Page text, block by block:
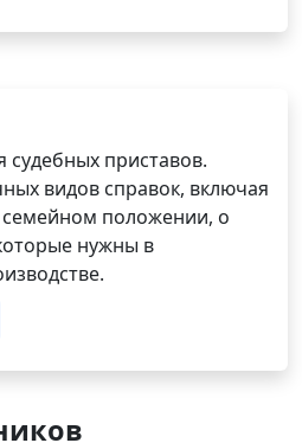
приставов.
видов справок, включая
семейном положении, о
нужны в